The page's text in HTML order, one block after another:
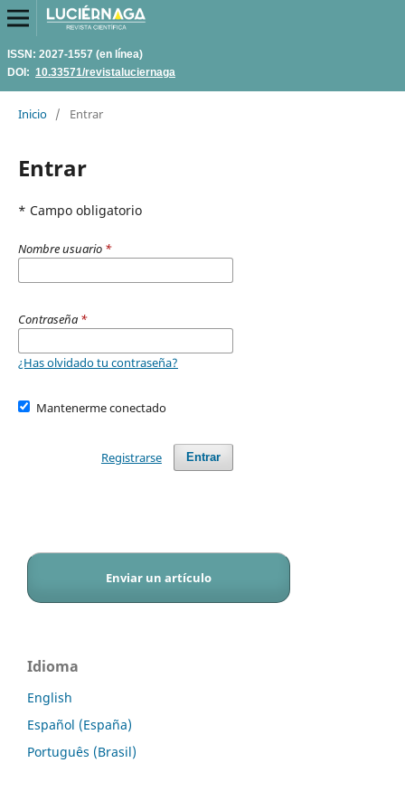
ISSN: 2027-1557 (en línea)
DOI: 10.33571/revistaluciernaga
Inicio / Entrar
Entrar
* Campo obligatorio
Nombre usuario *
Contraseña *
¿Has olvidado tu contraseña?
Mantenerme conectado
Entrar
Registrarse
Enviar un artículo
Idioma
English
Español (España)
Português (Brasil)